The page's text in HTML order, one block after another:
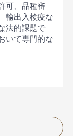
可、品種審
輸出入検疫な
法的課題で
いて専門的な